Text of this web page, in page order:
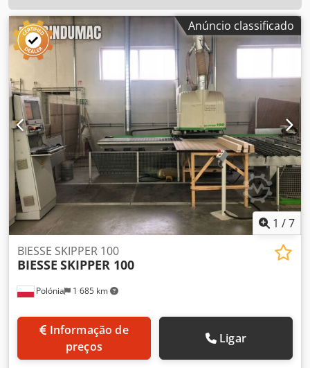
Anúncio classificado
1 /7
Polónia 1 685 km
BIESSE SKIPPER 100
BIESSE SKIPPER 100
preços
Ligar